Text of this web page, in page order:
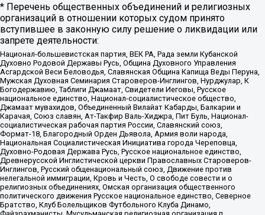
* Перечень общественных объединений и религиозных
организаций в отношении которых судом принято
вступившее в законную силу решение о ликвидации или
запрете деятельности:
Национал-большевистская партия, ВЕК РА, Рада земли Кубанской
Духовно Родовой Державы Русь, Община Духовного Управления
Асгардской Веси Беловодья, Славянская Община Капища Веды Перуна,
Мужская Духовная Семинария Староверов-Инглингов, Нурджулар, К
Богодержавию, Таблиги Джамаат, Свидетели Иеговы, Русское
национальное единство, Национал-социалистическое общество,
Джамаат мувахидов, Объединенный Вилайат Кабарды, Балкарии и
Карачая, Союз славян, Ат-Такфир Валь-Хиджра, Пит Буль, Национал-
социалистическая рабочая партия России, Славянский союз,
Формат-18, Благородный Орден Дьявола, Армия воли народа,
Национальная Социалистическая Инициатива города Череповца,
Духовно-Родовая Держава Русь, Русское национальное единство,
Древнерусской Инглистической церкви Православных Староверов-
Инглингов, Русский общенациональный союз, Движение против
нелегальной иммиграции, Кровь и Честь, О свободе совести и о
религиозных объединениях, Омская организация общественного
политического движения Русское национальное единство, Северное
Братство, Клуб Болельщиков Футбольного Клуба Динамо,